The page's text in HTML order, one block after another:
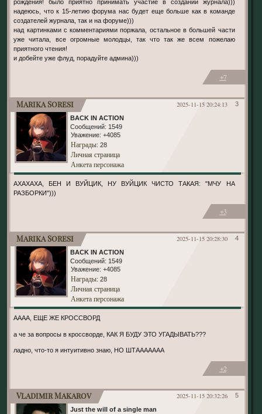
рождения! было приятно принимать участие в создании журнала)))
надеюсь, что к 15-летию форума нас будет еще больше как в команде
создателей журнала, так и на форуме)))
над картинками с комментариями поржала, остальное в большей части
уже читала, все огромные молодцы, так что так же всем пожелаю
приятного чтения!
и добейте уже флуд, порадуйте админа)))
+7
3
2025-11-15 20:24:13
Marika Soresi
BACK IN ACTION
Сообщений: 1549
Уважение: +4085
Награды: 28
Личная страница
Анкета персонажа
АХАХАХА, БЕН И ВУЙЦИК, НУ ВУЙЦИК ЧИСТО ТАКАЯ: "МЧУ НА
РАЗБОРКИ")))
+3
4
2025-11-15 20:28:30
Marika Soresi
BACK IN ACTION
Сообщений: 1549
Уважение: +4085
Награды: 28
Личная страница
Анкета персонажа
АААА, ЕЩЕ ЖЕ КРОССВОРД
а че за вопросы в кроссворде, КАК Я БУДУ ЭТО УГАДЫВАТЬ???
ладно, что-то я интуитивно знаю, НО ШТААААААА
+2
5
2025-11-15 20:32:26
Vladimir Makarov
Just the will of a single man